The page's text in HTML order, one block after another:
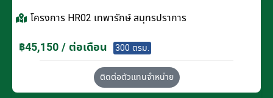
โครงการ HR02 เทพารักษ์ สมุทรปราการ
฿45,150 / ต่อเดือน 300 ตรม.
ติดต่อตัวแทนจำหน่าย